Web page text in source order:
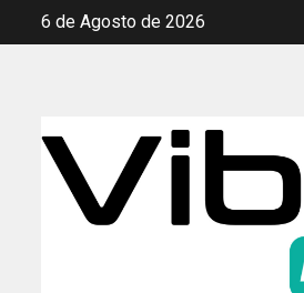
Saltar6 de Agosto de 2026